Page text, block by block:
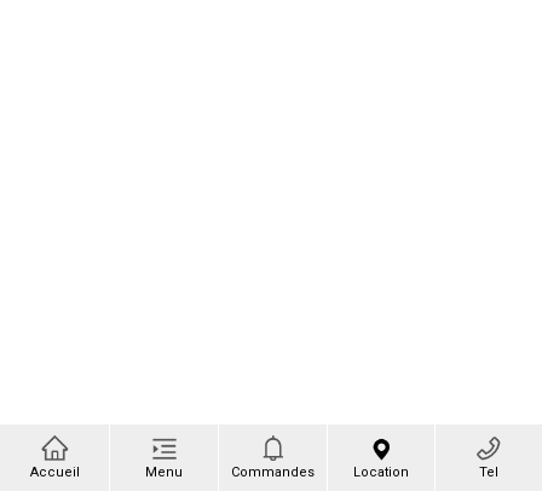
Accueil Menu Commandes Location Tel